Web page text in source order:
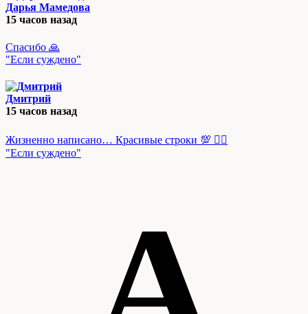
Дарья Мамедова
15 часов назад
Спасибо 🙏
"Если суждено"
Дмитрий
15 часов назад
Жизненно написано… Красивые строки 💯 👍🏻
"Если суждено"